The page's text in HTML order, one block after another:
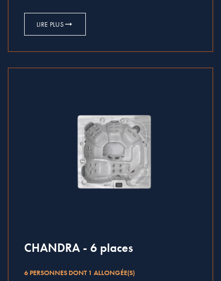
LIRE PLUS
CHANDRA - 6 places
6 PERSONNES DONT 1 ALLONGÉE(S)